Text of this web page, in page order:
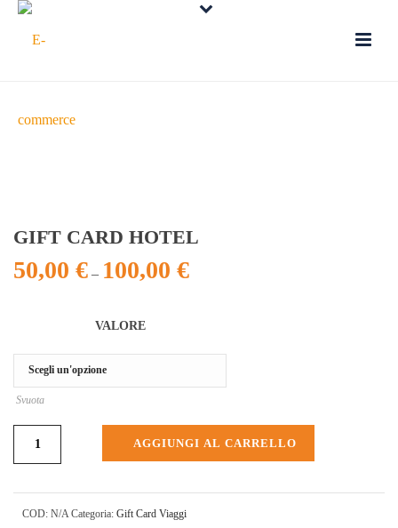
GIFT CARD HOTEL
50,00 € – 100,00 €
VALORE
Svuota
AGGIUNGI AL CARRELLO
COD: N/A Categoria: Gift Card Viaggi